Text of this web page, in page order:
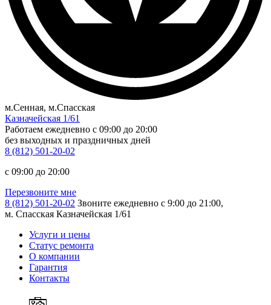
м.Сенная, м.Спасская
Казначейская 1/61
Работаем ежедневно c 09:00 до 20:00
без выходных и праздничных дней
8 (812) 501-20-02
c 09:00 до 20:00
Перезвоните мне
8 (812) 501-20-02 Звоните ежедневно с 9:00 до 21:00,
м. Спасская Казначейская 1/61
Услуги и цены
Статус ремонта
О компании
Гарантия
Контакты